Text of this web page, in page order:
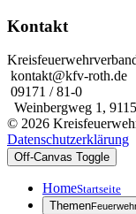
Kontakt
kontakt@kfv-roth.de
09171 / 81-0
Weinbergweg 1,
© 2026
Datenschutzerklärung
Off-Canvas Toggle
HomeStartseite
Themen